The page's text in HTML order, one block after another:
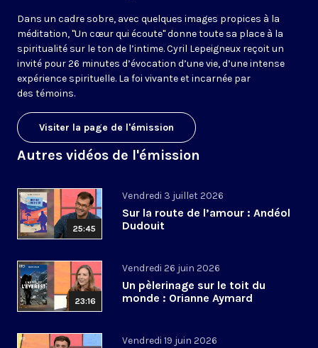
Dans un cadre sobre, avec quelques images propices à la
méditation, "Un cœur qui écoute" donne toute sa place à la
spiritualité sur le ton de l’intime. Cyril Lepeigneux reçoit un
invité pour 26 minutes d’évocation d’une vie, d’une intense
expérience spirituelle. La foi vivante et incarnée par
des témoins.
Visiter la page de l'émission
Autres vidéos de l'émission
25:45
Vendredi 3 juillet 2026
Sur la route de l’amour : Andéol
Dudouit
23:16
Vendredi 26 juin 2026
Un pèlerinage sur le toit du
monde : Orianne Aymard
Vendredi 19 juin 2026